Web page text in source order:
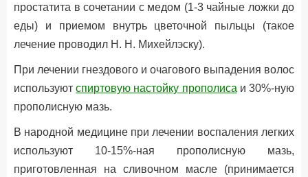
простатита в сочетании с медом (1-3 чайные ложки до
еды) и приемом внутрь цветочной пыльцы (такое
лечение проводил Н. Н. Михейлэску).
При лечении гнездового и очагового выпадения волос
используютспиртовую настойку прополиса и 30%-ную
прополисную мазь.
В народной медицине при лечении воспаления легких
используют 10-15%-ная прополисную мазь,
приготовленная на сливочном масле (принимается